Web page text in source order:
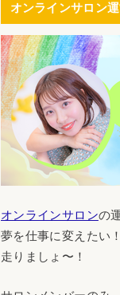
オンラインサロン
オンラインサロンの
夢を仕事に変えたい
走りましょ〜！